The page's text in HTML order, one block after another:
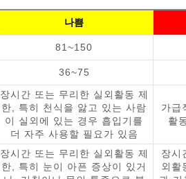
나쁨
81~150
36~75
장시간 또는 무리한 실외활동 제
한, 특히 천식을 앓고 있는 사람
이 실외에 있는 경우 흡입기를
더 자주 사용할 필요가 있음
가급
활
장시간 또는 무리한 실외활동 제
한, 특히 눈이 아픈 증상이 있거
장시
외활